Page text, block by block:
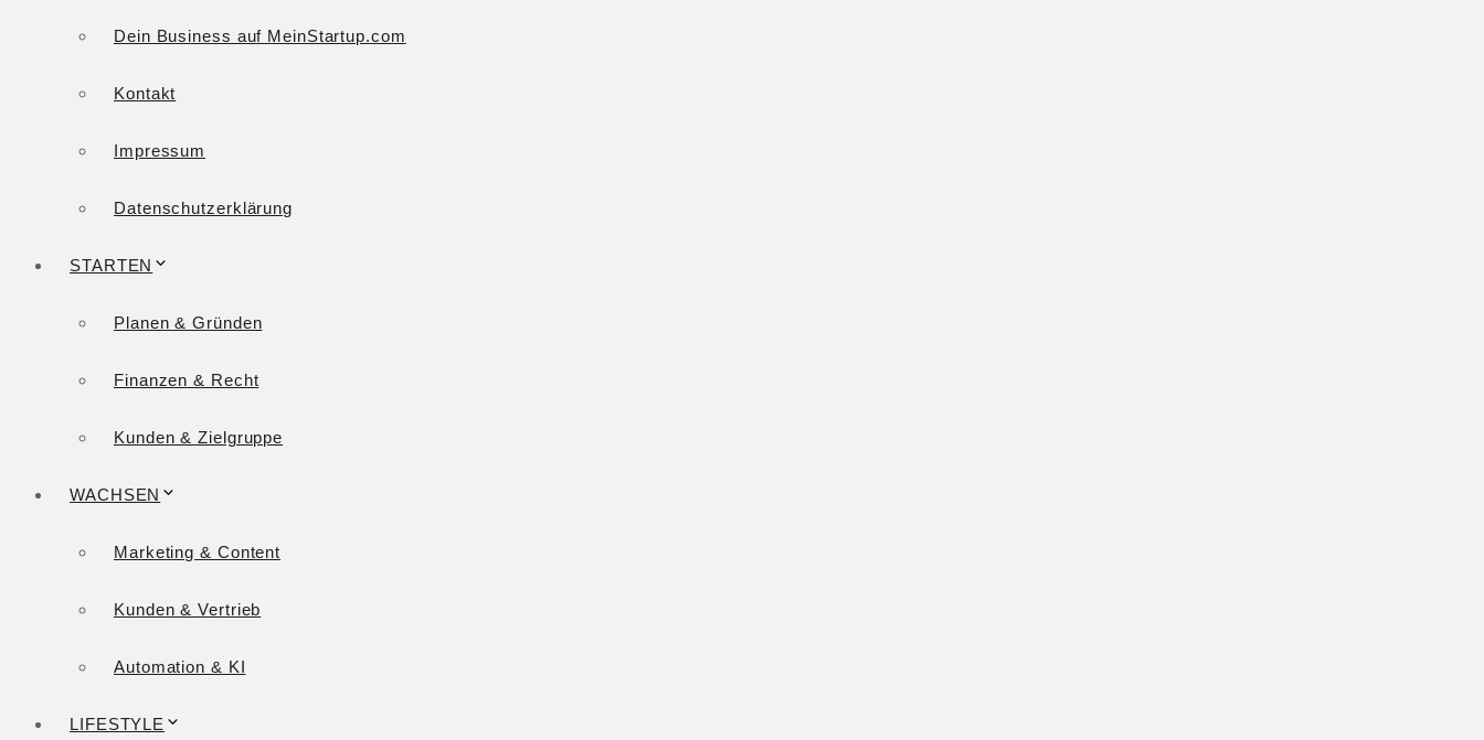
Dein Business auf MeinStartup.com
Kontakt
Impressum
Datenschutzerklärung
STARTEN
Planen & Gründen
Finanzen & Recht
Kunden & Zielgruppe
WACHSEN
Marketing & Content
Kunden & Vertrieb
Automation & KI
LIFESTYLE